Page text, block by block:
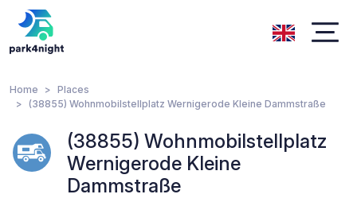
Home
Places
(38855) Wohnmobilstellplatz Wernigerode Kleine Dammstraße
(38855) Wohnmobilstellplatz
Wernigerode Kleine
Dammstraße